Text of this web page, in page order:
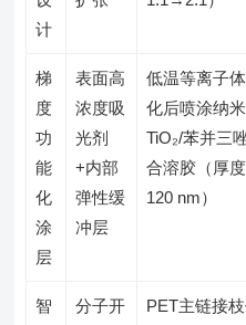
计
梯
度
功
能
化
涂
层
表面高
浓度吸
光剂
+内部
弹性缓
冲层
低温等离子
化后喷涂纳米
TiO₂/苯并三
合溶胶（厚
120 nm）
智
分子开
PET主链接